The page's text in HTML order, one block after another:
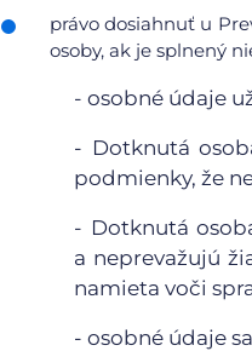
právo dosiahnuť u
osoby, ak je splnený
- osobné údaje
- Dotknutá
podmienky, že
- Dotknutá
a neprevažujú
namieta voči
- osobné údaje